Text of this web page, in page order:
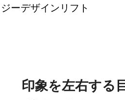
ーデザインリフト
印象を左右する